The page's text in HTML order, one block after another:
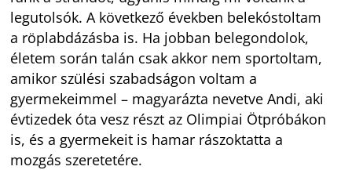
legutolsók. A következő években belekóstoltam
a röplabdázásba is. Ha jobban belegondolok,
életem során talán csak akkor nem sportoltam,
amikor szülési szabadságon voltam a
gyermekeimmel – magyarázta nevetve Andi, aki
évtizedek óta vesz részt az Olimpiai Ötpróbákon
is, és a gyermekeit is hamar rászoktatta a
mozgás szeretetére.